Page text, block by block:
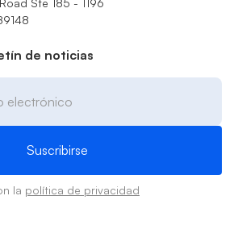
de noticias
la política de privacidad